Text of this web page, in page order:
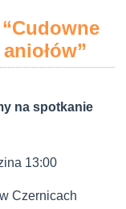
na spotkanie
13:00
Czernicach